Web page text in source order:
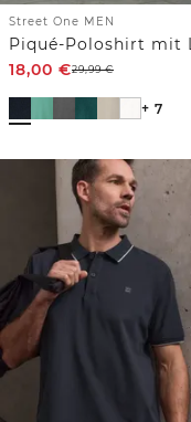
Street One MEN
Piqué-Poloshirt mit
18,00 €29,99€
+ 7